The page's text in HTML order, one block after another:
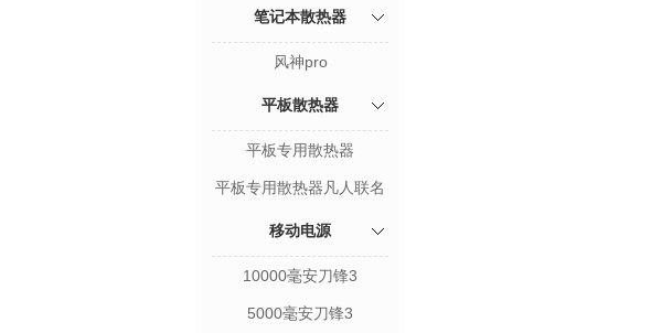
笔记本散热器
风神pro
平板散热器
平板专用散热器
平板专用散热器凡人联名
移动电源
10000毫安刀锋3
5000毫安刀锋3